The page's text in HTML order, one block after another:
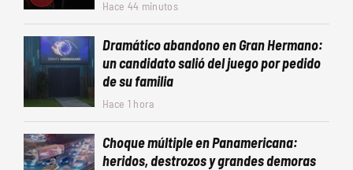
Hace 44 minutos
Dramático abandono en Gran Hermano:
un candidato salió del juego por pedido
de su familia
Hace 1 hora
Choque múltiple en Panamericana:
heridos, destrozos y grandes demoras